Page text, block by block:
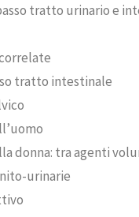
tratto urinario e
tratto intestinale
donna: tra agenti
urinarie